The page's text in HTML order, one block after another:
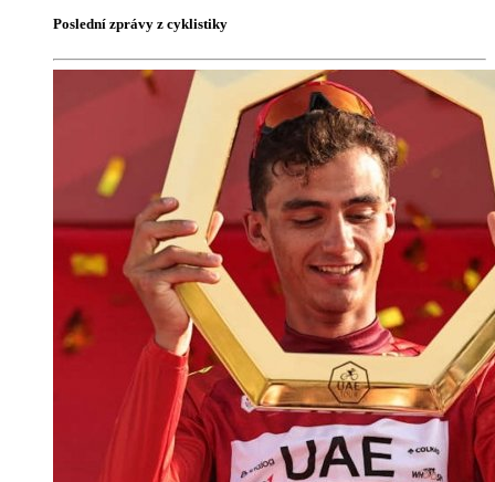
Poslední zprávy z cyklistiky